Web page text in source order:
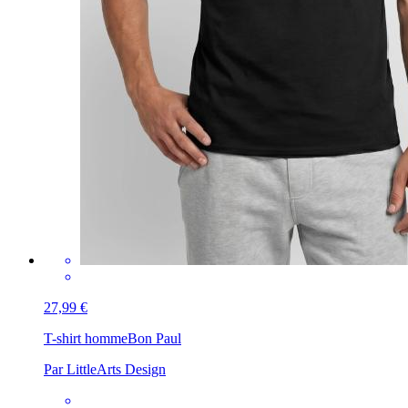
27,99 €
T-shirt hommeBon Paul
Par LittleArts Design